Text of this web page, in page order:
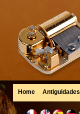
Home Antiguidades